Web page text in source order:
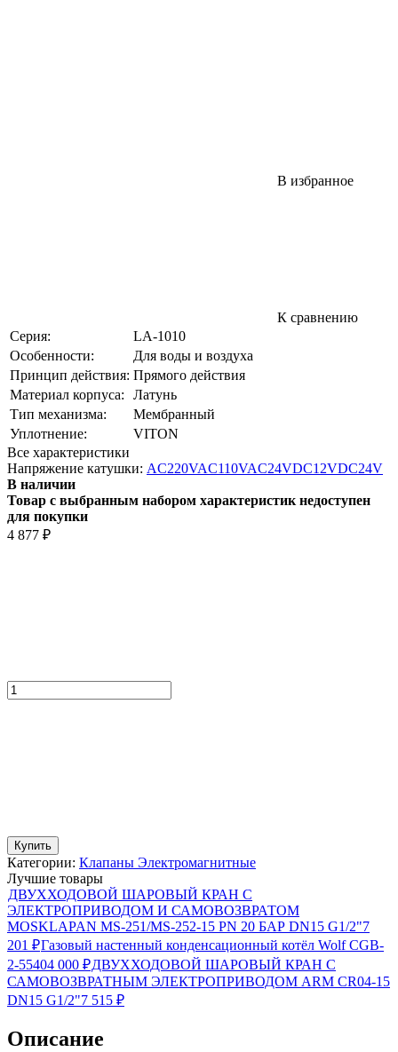
В избранное
К сравнению
Серия:
LA-1010
Особенности:
Для воды и воздуха
Принцип действия: Прямого действия
Материал корпуса:
Латунь
Тип механизма:
Мембранный
Уплотнение:
VITON
Все характеристики
Напряжение катушки: AC220VAC110VAC24VDC12VDC24V
В наличии
Товар с выбранным набором характеристик недоступен
для покупки
4 877 ₽
Купить
Категории: Клапаны Электромагнитные
Лучшие товары
ДВУХХОДОВОЙ ШАРОВЫЙ КРАН С
ЭЛЕКТРОПРИВОДОМ И САМОВОЗВРАТОМ
MOSKLAPAN MS-251/MS-252-15 PN 20 БАР DN15 G1/2"7
201 ₽Газовый настенный конденсационный котёл Wolf CGB-
2-55404 000 ₽ДВУХХОДОВОЙ ШАРОВЫЙ КРАН С
САМОВОЗВРАТНЫМ ЭЛЕКТРОПРИВОДОМ ARM CR04-15
DN15 G1/2"7 515 ₽
Описание